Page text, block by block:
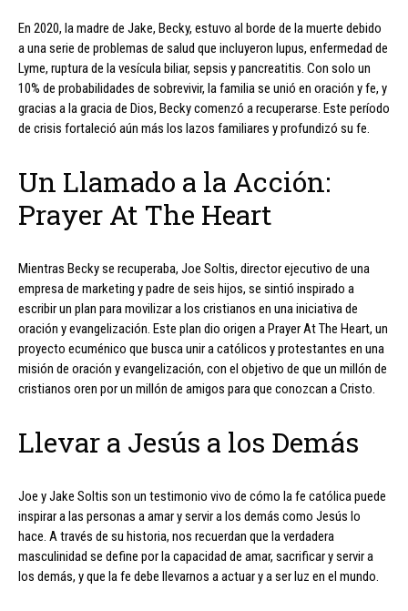
En 2020, la madre de Jake, Becky, estuvo al borde de la muerte debido
a una serie de problemas de salud que incluyeron lupus, enfermedad de
Lyme, ruptura de la vesícula biliar, sepsis y pancreatitis. Con solo un
10% de probabilidades de sobrevivir, la familia se unió en oración y fe, y
gracias a la gracia de Dios, Becky comenzó a recuperarse. Este período
de crisis fortaleció aún más los lazos familiares y profundizó su fe.
Un Llamado a la Acción:
Prayer At The Heart
Mientras Becky se recuperaba, Joe Soltis, director ejecutivo de una
empresa de marketing y padre de seis hijos, se sintió inspirado a
escribir un plan para movilizar a los cristianos en una iniciativa de
oración y evangelización. Este plan dio origen a Prayer At The Heart, un
proyecto ecuménico que busca unir a católicos y protestantes en una
misión de oración y evangelización, con el objetivo de que un millón de
cristianos oren por un millón de amigos para que conozcan a Cristo.
Llevar a Jesús a los Demás
Joe y Jake Soltis son un testimonio vivo de cómo la fe católica puede
inspirar a las personas a amar y servir a los demás como Jesús lo
hace. A través de su historia, nos recuerdan que la verdadera
masculinidad se define por la capacidad de amar, sacrificar y servir a
los demás, y que la fe debe llevarnos a actuar y a ser luz en el mundo.